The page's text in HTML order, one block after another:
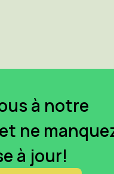
à notre
ne
à jour!